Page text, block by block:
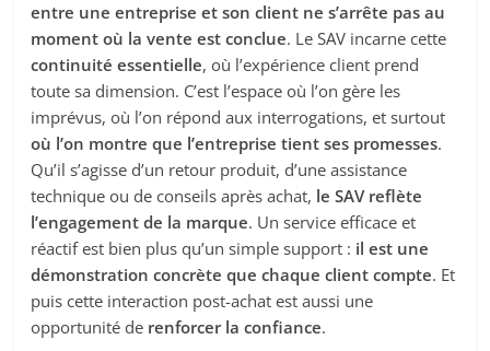
entre une entreprise et son client ne s’arrête pas au
moment où la vente est conclue. Le SAV incarne cette
continuité essentielle, où l’expérience client prend
toute sa dimension. C’est l’espace où l’on gère les
imprévus, où l’on répond aux interrogations, et surtout
où l’on montre que l’entreprise tient ses promesses.
Qu’il s’agisse d’un retour produit, d’une assistance
technique ou de conseils après achat, le SAV reflète
l’engagement de la marque. Un service efficace et
réactif est bien plus qu’un simple support : il est une
démonstration concrète que chaque client compte. Et
puis cette interaction post-achat est aussi une
opportunité de renforcer la confiance.